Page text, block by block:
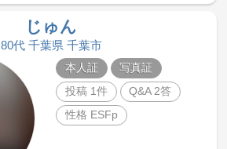
じゅん
80代 千葉県 千葉市
本人証
写真証
投稿 1件
Q&A 2答
性格 ESFp